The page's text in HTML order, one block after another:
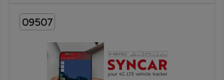
09507